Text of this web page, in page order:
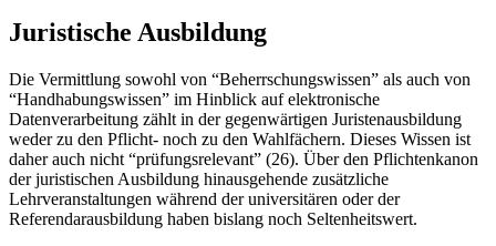
Juristische Ausbildung
Die Vermittlung sowohl von “Beherrschungswissen” als auch von
“Handhabungswissen” im Hinblick auf elektronische
Datenverarbeitung zählt in der gegenwärtigen Juristenausbildung
weder zu den Pflicht- noch zu den Wahlfächern. Dieses Wissen ist
daher auch nicht “prüfungsrelevant” (26). Über den Pflichtenkanon
der juristischen Ausbildung hinausgehende zusätzliche
Lehrveranstaltungen während der universitären oder der
Referendarausbildung haben bislang noch Seltenheitswert.